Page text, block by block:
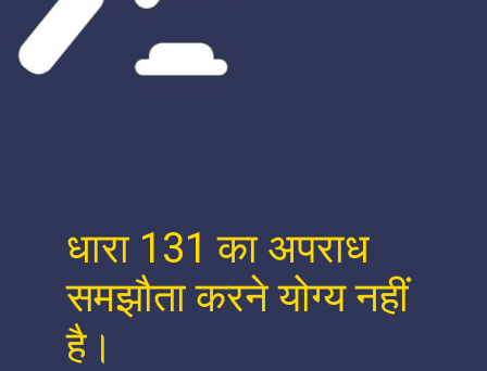
धारा 131 का अपराध
समझौता करने योग्य नहीं
है।